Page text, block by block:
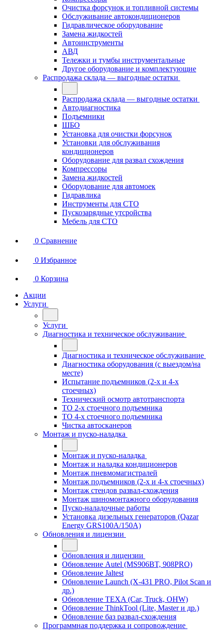
Очистка форсунок и топливной системы
Обслуживание автокондиционеров
Гидравлическое оборудование
Замена жидкостей
Автоинструменты
АВД
Тележки и тумбы инструментальные
Другое оборудование и комплектующие
Распродажа склада — выгодные остатки
Распродажа склада — выгодные остатки
Автодиагностика
Подъемники
ШБО
Установка для очистки форсунок
Установки для обслуживания
кондиционеров
Оборудование для развал схождения
Компрессоры
Замена жидкостей
Оборудование для автомоек
Гидравлика
Инструменты для СТО
Пускозарядные утсройства
Мебель для СТО
0 Сравнение
0 Избранное
0 Корзина
Акции
Услуги
Услуги
Диагностика и техническое обслуживание
Диагностика и техническое обслуживание
Диагностика оборудования (с выездом/на
месте)
Испытание подъемников (2-х и 4-х
стоечных)
Технический осмотр автотранспорта
ТО 2-х стоечного подъемника
ТО 4-х стоечного подъемника
Чистка автосканеров
Монтаж и пуско-наладка
Монтаж и пуско-наладка
Монтаж и наладка кондиционеров
Монтаж пневмомагистралей
Монтаж подъемников (2-х и 4-х стоечных)
Монтаж стендов развал-схождения
Монтаж шиномонтажного оборудования
Пуско-наладочные работы
Установка дизельных генераторов (Qazar
Energy GRS100A/150A)
Обновления и лицензии
Обновления и лицензии
Обновление Autel (MS906BT, 908PRO)
Обновление Jaltest
Обновление Launch (X-431 PRO, Pilot Scan и
др.)
Обновление TEXA (Car, Truck, OHW)
Обновление ThinkTool (Lite, Master и др.)
Обновление баз развал-схождения
Программная поддержка и сопровождение